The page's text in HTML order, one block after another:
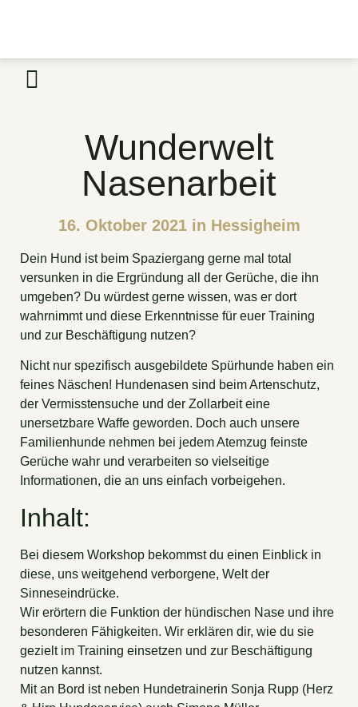
Wunderwelt
Nasenarbeit
16. Oktober 2021 in Hessigheim
Dein Hund ist beim Spaziergang gerne mal total
versunken in die Ergründung all der Gerüche, die ihn
umgeben? Du würdest gerne wissen, was er dort
wahrnimmt und diese Erkenntnisse für euer Training
und zur Beschäftigung nutzen?
Nicht nur spezifisch ausgebildete Spürhunde haben ein
feines Näschen! Hundenasen sind beim Artenschutz,
der Vermisstensuche und der Zollarbeit eine
unersetzbare Waffe geworden. Doch auch unsere
Familienhunde nehmen bei jedem Atemzug feinste
Gerüche wahr und verarbeiten so vielseitige
Informationen, die an uns einfach vorbeigehen.
Inhalt:
Bei diesem Workshop bekommst du einen Einblick in
diese, uns weitgehend verborgene, Welt der
Sinneseindrücke.
Wir erörtern die Funktion der hündischen Nase und ihre
besonderen Fähigkeiten. Wir erklären dir, wie du sie
gezielt im Training einsetzen und zur Beschäftigung
nutzen kannst.
Mit an Bord ist neben Hundetrainerin Sonja Rupp (Herz